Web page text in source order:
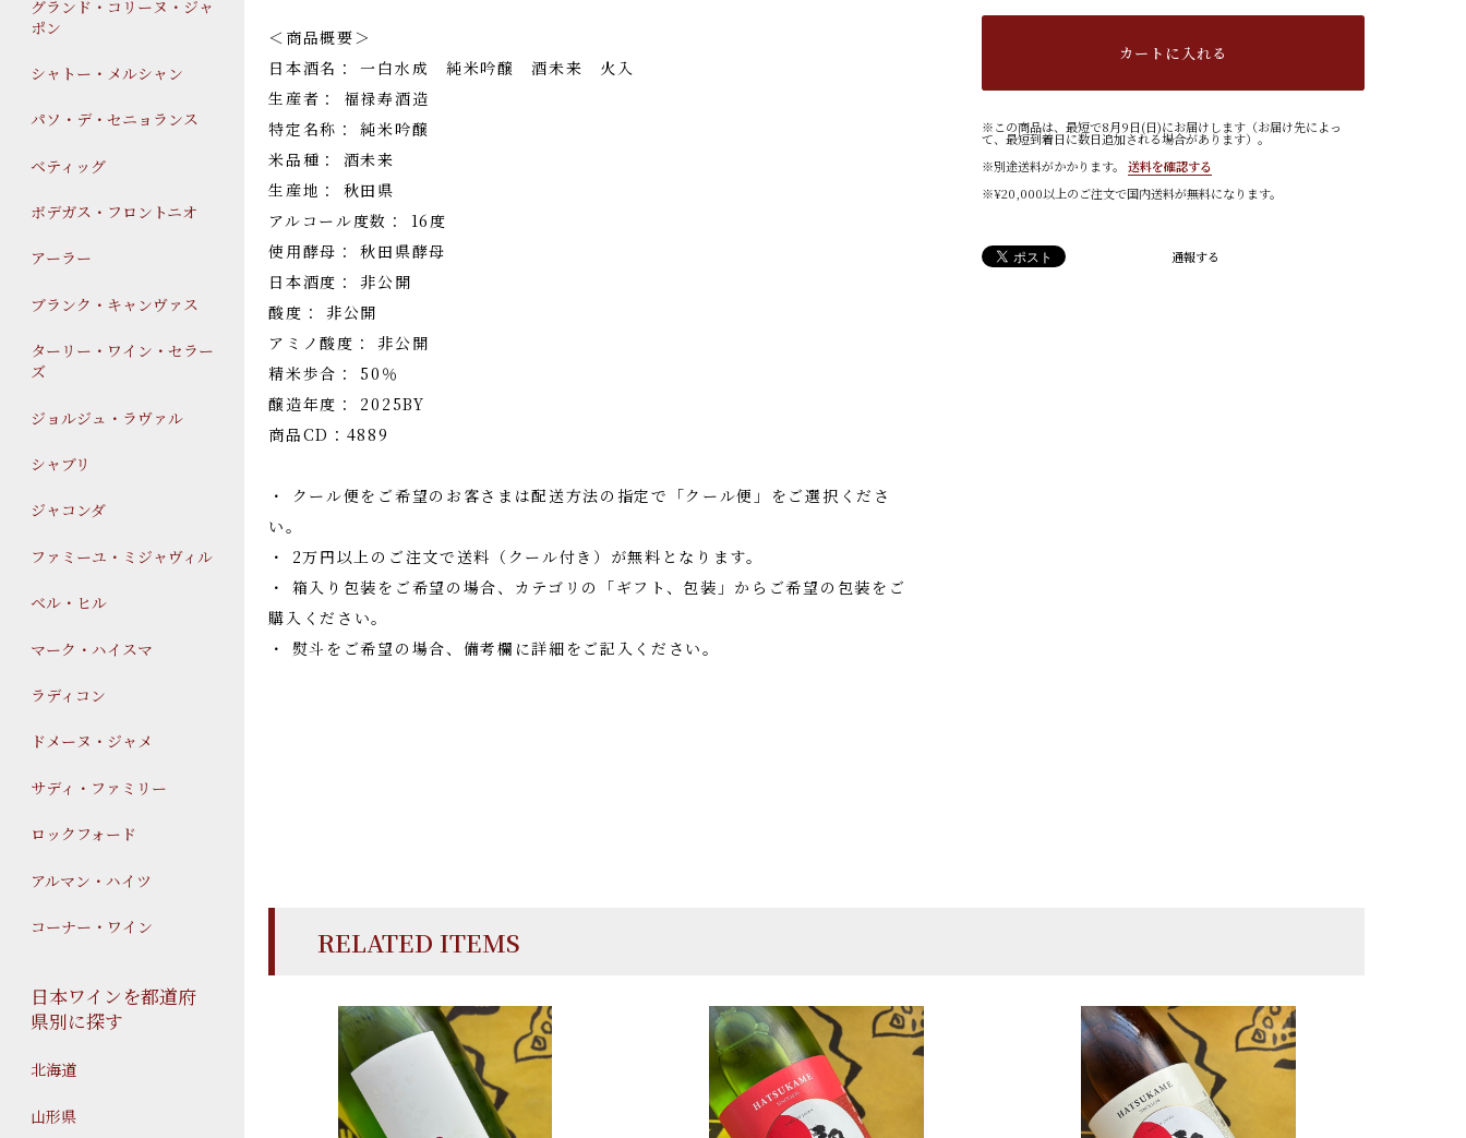
グランド・コリーヌ・ジャ
ポン
シャトー・メルシャン
パソ・デ・セニョランス
ベティッグ
ボデガス・フロントニオ
アーラー
ブランク・キャンヴァス
ターリー・ワイン・セラー
ズ
ジョルジュ・ラヴァル
シャブリ
ジャコンダ
ファミーユ・ミジャヴィル
ベル・ヒル
マーク・ハイスマ
ラディコン
ドメーヌ・ジャメ
サディ・ファミリー
ロックフォード
アルマン・ハイツ
コーナー・ワイン
日本ワインを都道府
県別に探す
北海道
山形県
＜商品概要＞
日本酒名： 一白水成 純米吟醸 酒未来 火入
生産者： 福禄寿酒造
特定名称： 純米吟醸
米品種： 酒未来
生産地： 秋田県
アルコール度数： 16度
使用酵母： 秋田県酵母
日本酒度： 非公開
酸度： 非公開
アミノ酸度： 非公開
精米歩合： 50％
醸造年度： 2025BY
商品CD：4889
・ クール便をご希望のお客さまは配送方法の指定で「クール便」をご選択くださ
い。
・ 2万円以上のご注文で送料（クール付き）が無料となります。
・ 箱入り包装をご希望の場合、カテゴリの「ギフト、包装」からご希望の包装をご
購入ください。
・ 熨斗をご希望の場合、備考欄に詳細をご記入ください。
カートに入れる
※この商品は、最短で8月9日(日)にお届けします（お届け先によっ
て、最短到着日に数日追加される場合があります）。
※別途送料がかかります。
送料を確認する
※¥20,000以上のご注文で国内送料が無料になります。
通報する
RELATED ITEMS